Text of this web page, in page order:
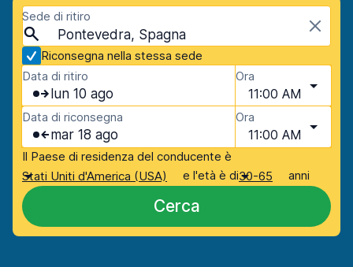
Sede di ritiro
Pontevedra, Spagna
Riconsegna nella stessa sede
Data di ritiro
lun 10 ago
Ora
11:00 AM
Data di riconsegna
mar 18 ago
Ora
11:00 AM
Il Paese di residenza del conducente è
Stati Uniti d'America (USA)
e l'età è di30-65 anni
Cerca